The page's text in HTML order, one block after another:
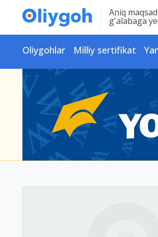
Aniq
g'alabaga
Oliygohlar Milliy sertifikat